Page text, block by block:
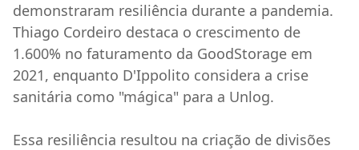
demonstraram resiliência durante a pandemia.
Thiago Cordeiro destaca o crescimento de
1.600% no faturamento da GoodStorage em
2021, enquanto D'Ippolito considera a crise
sanitária como "mágica" para a Unlog.
Essa resiliência resultou na criação de divisões